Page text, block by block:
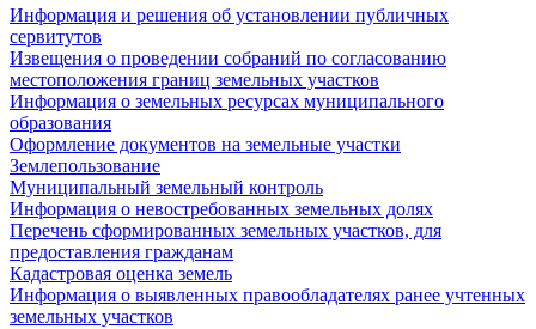
Информация и решения об установлении публичных
сервитутов
Извещения о проведении собраний по согласованию
местоположения границ земельных участков
Информация о земельных ресурсах муниципального
образования
Оформление документов на земельные участки
Землепользование
Муниципальный земельный контроль
Информация о невостребованных земельных долях
Перечень сформированных земельных участков, для
предоставления гражданам
Кадастровая оценка земель
Информация о выявленных правообладателях ранее учтенных
земельных участков